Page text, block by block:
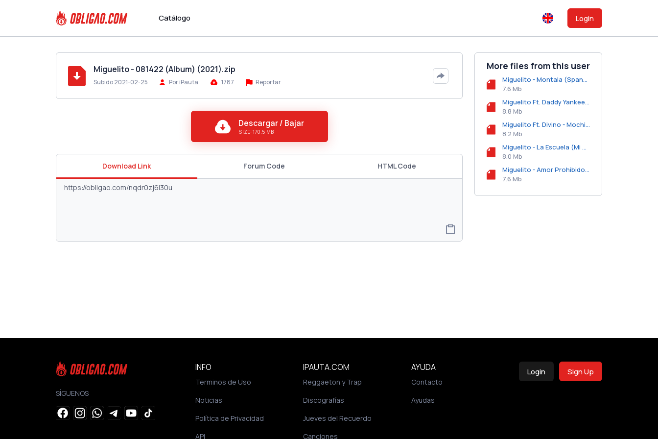
Catálogo Login
Miguelito - 081422 (Album) (2021).zip
Subido 2021-02-25 Por iPauta 1787 Reportar
Descargar / Bajar
SIZE: 170.5 MB
Download Link Forum Code HTML Code
More files from this user
Miguelito - Montala (Spanglish Remix).mp3
7.6 Mb
Miguelito Ft. Daddy Yankee - Al Son del Boom.mp3
8.8 Mb
Miguelito Ft. Divino - Mochila de Amor.mp3
8.2 Mb
Miguelito - La Escuela (Mi Primer Amor) .mp3
8.0 Mb
Miguelito - Amor Prohibido.mp3
7.6 Mb
SÍGUENOS
INFO
Terminos de Uso
Noticias
Política de Privacidad
API
IPAUTA.COM
Reggaeton y Trap
Discografías
Jueves del Recuerdo
Canciones
AYUDA
Contacto
Ayudas
Login Sign Up